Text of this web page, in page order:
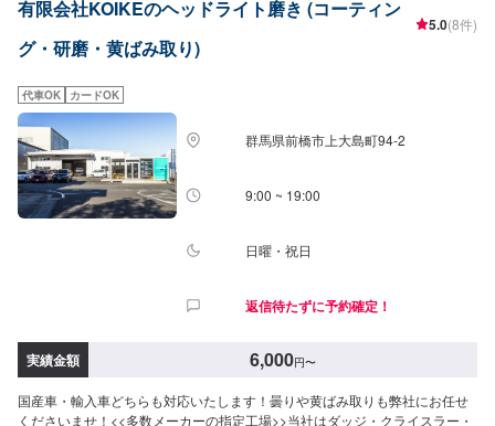
きます！全員業界歴20年以上の大ベテランの作業員です。お客様の愛車をご
安心してお任せください！--------------------------------------------------【1】オファ
ーにてお問い合わせ【2】お見積り【3】お見積りにご納得いただければ作業
の持ち込み可能です。オファーにて詳細をお願い致します。【定休日・営業
時間】定休日：日曜日、祝日営業時間：8:30~17:30
有限会社KOIKEのヘッドライト磨き (コーティン
グ・研磨・黄ばみ取り)
5.0(8件)
代車OK カードOK
群馬県前橋市上大島町94-2
9:00 ~ 19:00
日曜・祝日
返信待たずに予約確定！
実績金額 6,000円〜
国産車・輸入車どちらも対応いたします！曇りや黄ばみ取りも弊社にお任せ
くださいませ！<<多数メーカーの指定工場>>当社はダッジ・クライスラー・